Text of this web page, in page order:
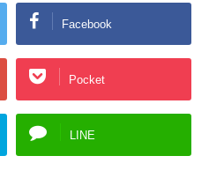
Facebook
Pocket
LINE